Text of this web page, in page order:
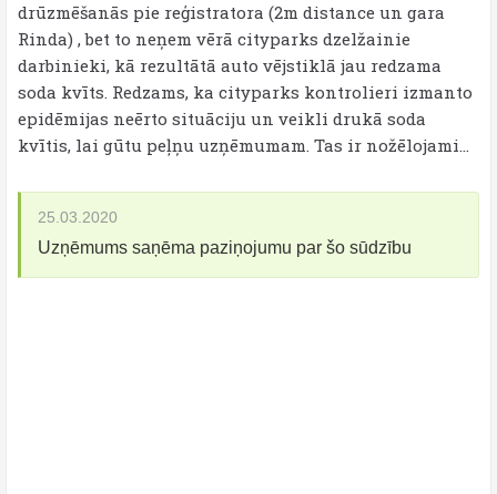
drūzmēšanās pie reģistratora (2m distance un gara
Rinda) , bet to neņem vērā cityparks dzelžainie
darbinieki, kā rezultātā auto vējstiklā jau redzama
soda kvīts. Redzams, ka cityparks kontrolieri izmanto
epidēmijas neērto situāciju un veikli drukā soda
kvītis, lai gūtu peļņu uzņēmumam. Tas ir nožēlojami...
25.03.2020
Uzņēmums saņēma paziņojumu par šo sūdzību